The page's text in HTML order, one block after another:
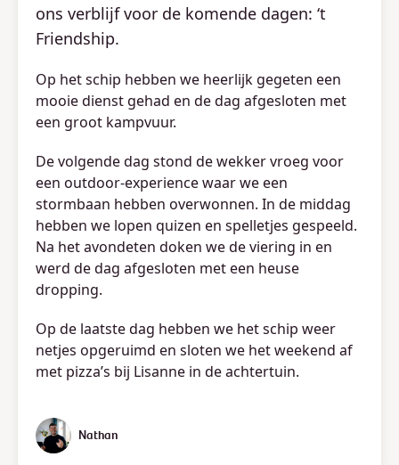
ons verblijf voor de komende dagen: ‘t
Friendship.
Op het schip hebben we heerlijk gegeten een
mooie dienst gehad en de dag afgesloten met
een groot kampvuur.
De volgende dag stond de wekker vroeg voor
een outdoor-experience waar we een
stormbaan hebben overwonnen. In de middag
hebben we lopen quizen en spelletjes gespeeld.
Na het avondeten doken we de viering in en
werd de dag afgesloten met een heuse
dropping.
Op de laatste dag hebben we het schip weer
netjes opgeruimd en sloten we het weekend af
met pizza’s bij Lisanne in de achtertuin.
Nathan